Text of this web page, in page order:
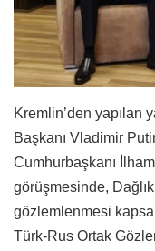
Kremlin’den yapılan
Başkanı Vladimir
Cumhurbaşkanı
görüşmesinde,
gözlemlenmesi
Türk-Rus Ortak